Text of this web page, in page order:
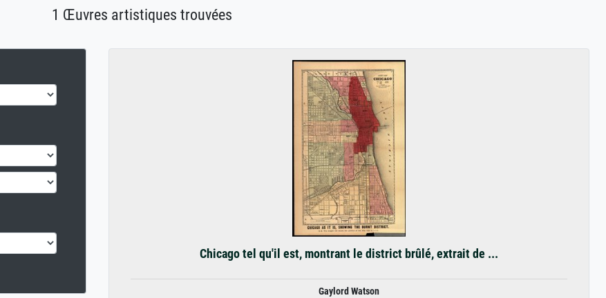
1 Œuvres artistiques trouvées
Chicago tel qu'il est, montrant le district brûlé, extrait de ...
Gaylord Watson